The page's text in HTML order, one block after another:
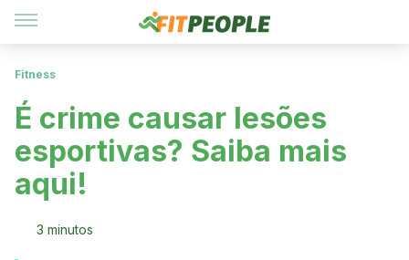
Fitness
É crime causar lesões
esportivas? Saiba mais
aqui!
3 minutos